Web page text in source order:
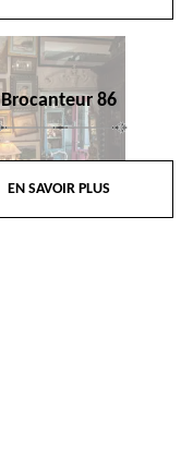
Brocanteur 86
EN SAVOIR PLUS